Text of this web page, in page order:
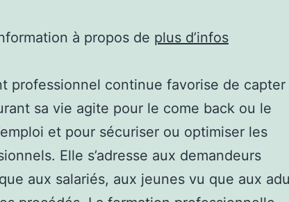
à propos de plus d’infos
professionnel continue favorise de capter
sa vie agite pour le come back ou le
et pour sécuriser ou optimiser les
Elle s’adresse aux demandeurs
aux salariés, aux jeunes vu que aux